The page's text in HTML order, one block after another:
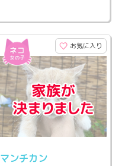
お気に入り
マンチカン